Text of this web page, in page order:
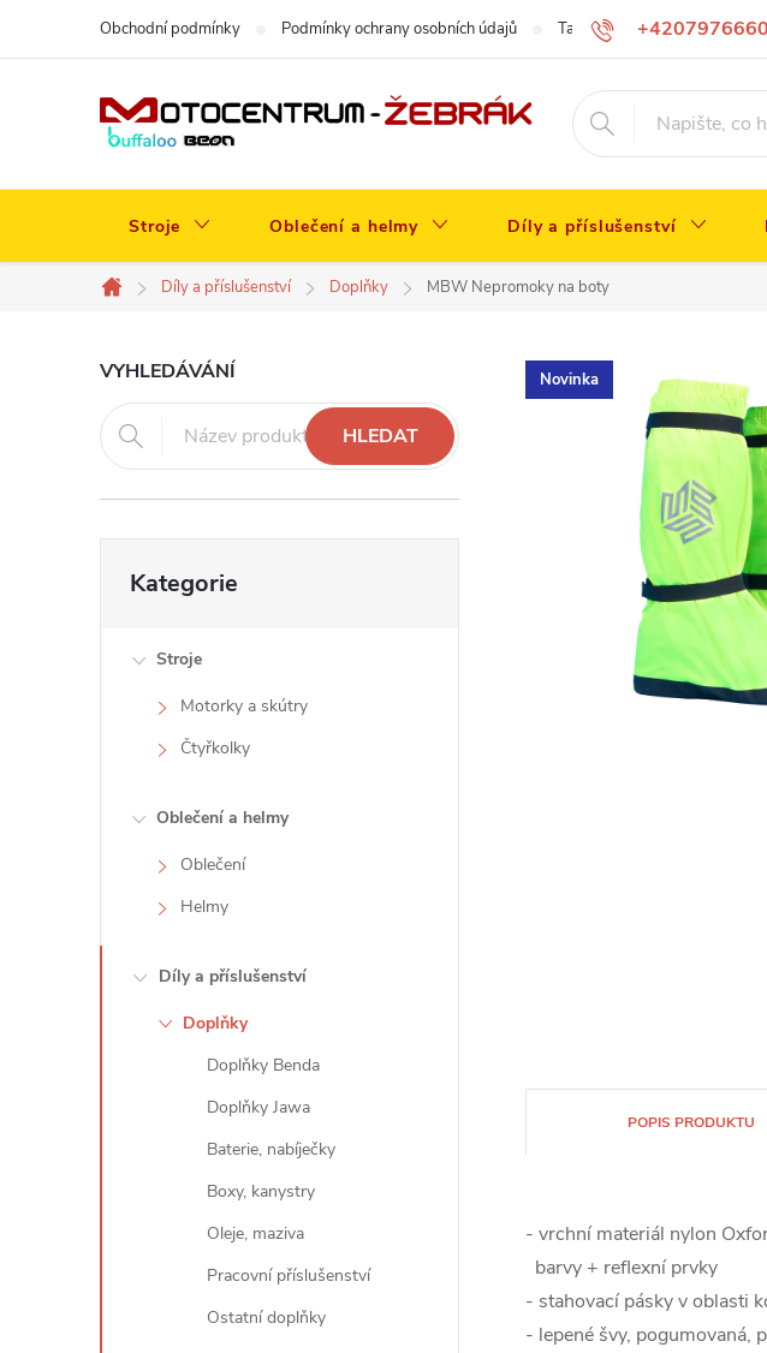
Obchodní podmínky Podmínky ochrany osobních údajů Tabulka velikostí
Stroje Oblečení a helmy Díly a příslušenství
Domů
Díly a příslušenství Doplňky MBW Nepromoky na boty
P
o
s
p
VYHLEDÁVÁNÍ
HLEDAT
kategorie
Kategorie
Stroje
Motorky a skútry
Čtyřkolky
Oblečení a helmy
Oblečení
Helmy
Díly a příslušenství
Doplňky
Doplňky Benda
Doplňky Jawa
Baterie, nabíječky
Boxy, kanystry
Oleje, maziva
Pracovní příslušenství
Ostatní doplňky
Novinka
POPIS PRODUKTU
- vrchní materiál nylon
barvy + reflexní prvky
- stahovací pásky v oblasti
- lepené švy, pogumovaná,